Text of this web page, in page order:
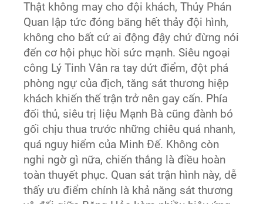
Thật không may cho đội khách, Thủy Phán
Quan lập tức đóng băng hết thảy đội hình,
không cho bất cứ ai động đậy chứ đừng nói
đến cơ hội phục hồi sức mạnh. Siêu ngoại
công Lý Tinh Vân ra tay dứt điểm, đột phá
phòng ngự của địch, tăng sát thương hiệp
khách khiến thế trận trở nên gay cấn. Phía
đối thủ, siêu trị liệu Mạnh Bà cũng đành bó
gối chịu thua trước những chiêu quá nhanh,
quá nguy hiểm của Minh Đế. Không còn
nghi ngờ gì nữa, chiến thắng là điều hoàn
toàn thuyết phục. Quan sát trận hình này, dễ
thấy ưu điểm chính là khả năng sát thương